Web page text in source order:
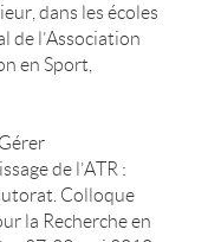
dans les écoles
de l’Association
en Sport,
de l’ATR :
Colloque
la Recherche en